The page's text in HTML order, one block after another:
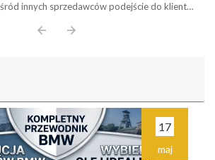
innych sprzedawców podejście do klienta
arrow_back arrow_forward
17
maj